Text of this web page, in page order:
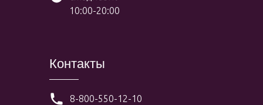
10:00-20:00
Контакты
8-800-550-12-10